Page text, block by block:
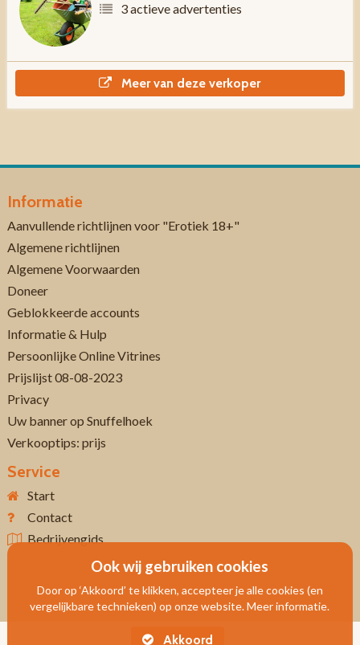
3 actieve advertenties
Meer van deze verkoper
Informatie
Aanvullende richtlijnen voor "Erotiek 18+"
Algemene richtlijnen
Algemene Voorwaarden
Doneer
Geblokkeerde accounts
Informatie & Hulp
Persoonlijke Online Vitrines
Prijslijst 08-08-2023
Privacy
Uw banner op Snuffelhoek
Verkooptips: prijs
Service
Start
Contact
Bedrijvengids
Ook wij gebruiken cookies
Door op ‘Akkoord’ te klikken, accepteer je alle cookies (en
vergelijkbare technieken) op onze website. Meer informatie.
Akkoord